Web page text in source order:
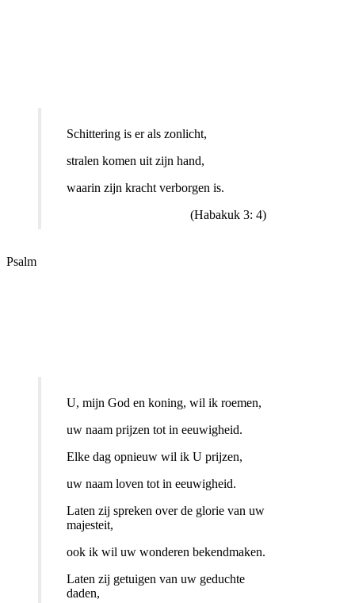
Schittering is er als zonlicht,
stralen komen uit zijn hand,
waarin zijn kracht verborgen is.
(Habakuk 3: 4)
Psalm
U, mijn God en koning, wil ik roemen,
uw naam prijzen tot in eeuwigheid.
Elke dag opnieuw wil ik U prijzen,
uw naam loven tot in eeuwigheid.
Laten zij spreken over de glorie van uw
majesteit,
ook ik wil uw wonderen bekendmaken.
Laten zij getuigen van uw geduchte
daden,